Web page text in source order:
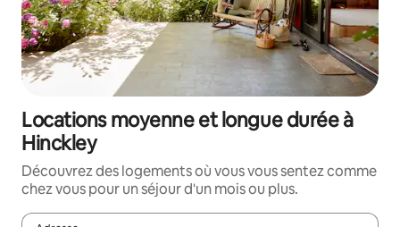
Locations moyenne et longue durée à
Hinckley
Découvrez des logements où vous vous sentez comme
chez vous pour un séjour d'un mois ou plus.